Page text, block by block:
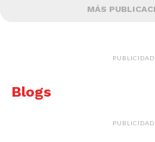
MÁS
PUBLICIDAD
Blogs
PUBLICIDAD